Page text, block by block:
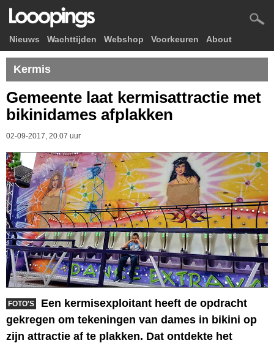
Nieuws Wachttijden Webshop Voorkeuren About
Kermis
Gemeente laat kermisattractie met
bikinidames afplakken
02-09-2017, 20.07 uur
FOTO'S
Een kermisexploitant heeft de opdracht
gekregen om tekeningen van dames in bikini op
zijn attractie af te plakken. Dat ontdekte het